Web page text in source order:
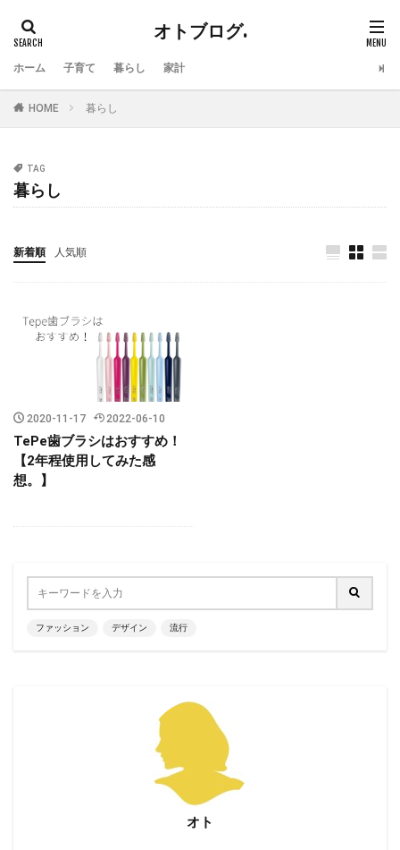
オトブログ.
ホーム 子育て 暮らし 家計
HOME 暮らし
TAG
暮らし
新着順 人気順
2020-11-17 2022-06-10
TePe歯ブラシはおすすめ！
【2年程使用してみた感
想。】
ファッション デザイン 流行
オト